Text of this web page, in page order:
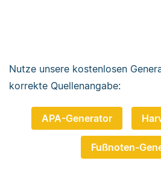
Nutze unsere kostenlosen
korrekte Quellenangabe:
APA-Generator
Fußnoten-